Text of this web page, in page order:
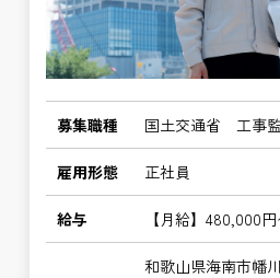
募集職種 国土交通省 工事
雇用形態 正社員
給与 【月給】480,000
和歌山県海南市